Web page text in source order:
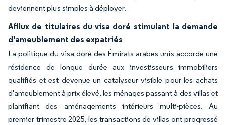
deviennent plus simples à déployer.
Afflux de titulaires du visa doré stimulant la demande
d'ameublement des expatriés
La politique du visa doré des Émirats arabes unis accorde une
résidence de longue durée aux investisseurs immobiliers
qualifiés et est devenue un catalyseur visible pour les achats
d'ameublement à prix élevé, les ménages passant à des villas et
planifiant des aménagements intérieurs multi-pièces. Au
premier trimestre 2025, les transactions de villas ont progressé